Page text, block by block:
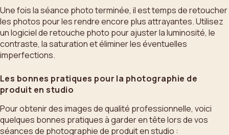
Une fois la séance photo terminée, il est temps de retoucher
les photos pour les rendre encore plus attrayantes. Utilisez
un logiciel de retouche photo pour ajuster la luminosité, le
contraste, la saturation et éliminer les éventuelles
imperfections.
Les bonnes pratiques pour la photographie de
produit en studio
Pour obtenir des images de qualité professionnelle, voici
quelques bonnes pratiques à garder en tête lors de vos
séances de photographie de produit en studio :